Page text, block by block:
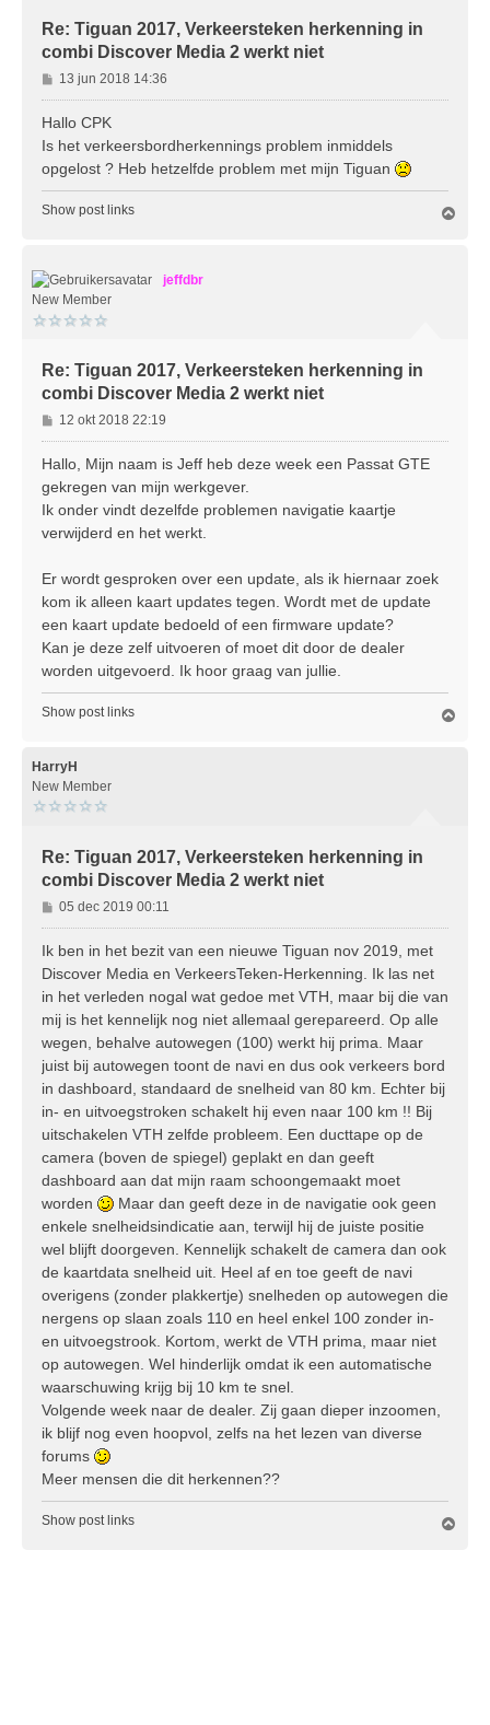
Re: Tiguan 2017, Verkeersteken herkenning in
combi Discover Media 2 werkt niet
B
e
r
h
t
13 jun 2018 14:36
Hallo CPK
Is het verkeersbordherkennings problem inmiddels
opgelost ? Heb hetzelfde problem met mijn Tiguan
Show post links
jeffdbr
New Member
Re: Tiguan 2017, Verkeersteken herkenning in
combi Discover Media 2 werkt niet
B
e
r
h
t
12 okt 2018 22:19
Hallo, Mijn naam is Jeff heb deze week een Passat GTE
gekregen van mijn werkgever.
Ik onder vindt dezelfde problemen navigatie kaartje
verwijderd en het werkt.
Er wordt gesproken over een update, als ik hiernaar zoek
kom ik alleen kaart updates tegen. Wordt met de update
een kaart update bedoeld of een firmware update?
Kan je deze zelf uitvoeren of moet dit door de dealer
worden uitgevoerd. Ik hoor graag van jullie.
Show post links
HarryH
New Member
Re: Tiguan 2017, Verkeersteken herkenning in
combi Discover Media 2 werkt niet
B
e
c
h
t
05 dec 2019 00:11
Ik ben in het bezit van een nieuwe Tiguan nov 2019, met
Discover Media en VerkeersTeken-Herkenning. Ik las net
in het verleden nogal wat gedoe met VTH, maar bij die van
mij is het kennelijk nog niet allemaal gerepareerd. Op alle
wegen, behalve autowegen (100) werkt hij prima. Maar
juist bij autowegen toont de navi en dus ook verkeers bord
in dashboard, standaard de snelheid van 80 km. Echter bij
in- en uitvoegstroken schakelt hij even naar 100 km !! Bij
uitschakelen VTH zelfde probleem. Een ducttape op de
camera (boven de spiegel) geplakt en dan geeft
dashboard aan dat mijn raam schoongemaakt moet
worden
Maar dan geeft deze in de navigatie ook geen
enkele snelheidsindicatie aan, terwijl hij de juiste positie
wel blijft doorgeven. Kennelijk schakelt de camera dan ook
de kaartdata snelheid uit. Heel af en toe geeft de navi
overigens (zonder plakkertje) snelheden op autowegen die
nergens op slaan zoals 110 en heel enkel 100 zonder in-
en uitvoegstrook. Kortom, werkt de VTH prima, maar niet
op autowegen. Wel hinderlijk omdat ik een automatische
waarschuwing krijg bij 10 km te snel.
Volgende week naar de dealer. Zij gaan dieper inzoomen,
ik blijf nog even hoopvol, zelfs na het lezen van diverse
forums
Meer mensen die dit herkennen??
Show post links